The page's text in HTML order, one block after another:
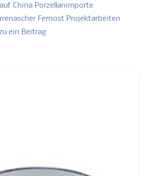
China Porzellanimporte
Fernost Projektarbeiten
ein Beitrag